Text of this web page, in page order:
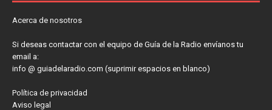
Acerca de nosotros
Si deseas contactar con el equipo de Guía de la Radio envíanos tu
email a:
info @ guiadelaradio.com (suprimir espacios en blanco)
Política de privacidad
Aviso legal